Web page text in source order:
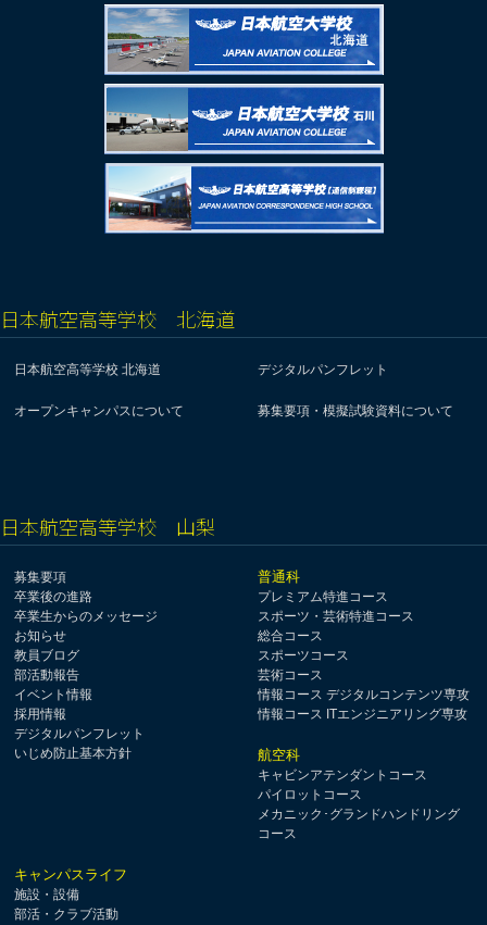
日本航空高等学校 北海道
日本航空高等学校 北海道 デジタルパンフレット
オープンキャンパスについて 募集要項・模擬試験資料について
日本航空高等学校 山梨
募集要項
卒業後の進路
卒業生からのメッセージ
お知らせ
教員ブログ
部活動報告
イベント情報
採用情報
デジタルパンフレット
いじめ防止基本方針
普通科
プレミアム特進コース
スポーツ・芸術特進コース
総合コース
スポーツコース
芸術コース
情報コース デジタルコンテンツ専攻
情報コース ITエンジニアリング専攻
航空科
キャビンアテンダントコース
パイロットコース
メカニック･グランドハンドリング
コース
キャンパスライフ
施設・設備
部活・クラブ活動